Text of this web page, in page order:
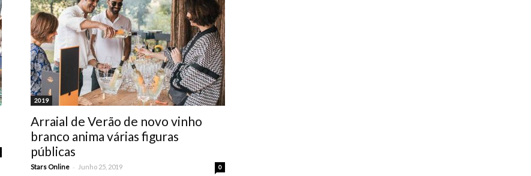
2019
Arraial de Verão de novo vinho
branco anima várias figuras
públicas
Stars Online - Junho 25, 2019 0